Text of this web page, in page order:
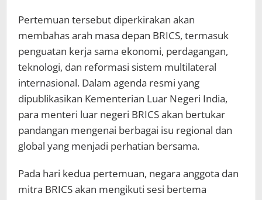
Pertemuan tersebut diperkirakan akan
membahas arah masa depan BRICS, termasuk
penguatan kerja sama ekonomi, perdagangan,
teknologi, dan reformasi sistem multilateral
internasional. Dalam agenda resmi yang
dipublikasikan Kementerian Luar Negeri India,
para menteri luar negeri BRICS akan bertukar
pandangan mengenai berbagai isu regional dan
global yang menjadi perhatian bersama.
Pada hari kedua pertemuan, negara anggota dan
mitra BRICS akan mengikuti sesi bertema